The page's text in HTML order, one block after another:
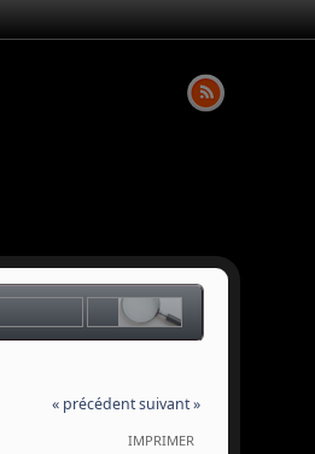
« précédentsuivant »
IMPRIMER